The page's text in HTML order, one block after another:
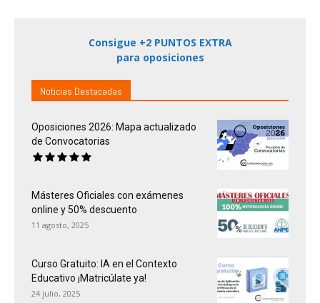
Consigue +2 PUNTOS EXTRA
para oposiciones
Noticias Destacadas
Oposiciones 2026: Mapa actualizado
de Convocatorias
Másteres Oficiales con exámenes
online y 50% descuento
11 agosto, 2025
Curso Gratuito: IA en el Contexto
Educativo ¡Matricúlate ya!
24 julio, 2025